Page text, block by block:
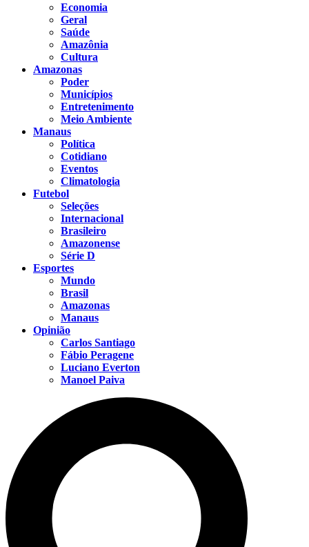
Economia
Geral
Saúde
Amazônia
Cultura
Amazonas
Poder
Municípios
Entretenimento
Meio Ambiente
Manaus
Política
Cotidiano
Eventos
Climatologia
Futebol
Seleções
Internacional
Brasileiro
Amazonense
Série D
Esportes
Mundo
Brasil
Amazonas
Manaus
Opinião
Carlos Santiago
Fábio Peragene
Luciano Everton
Manoel Paiva